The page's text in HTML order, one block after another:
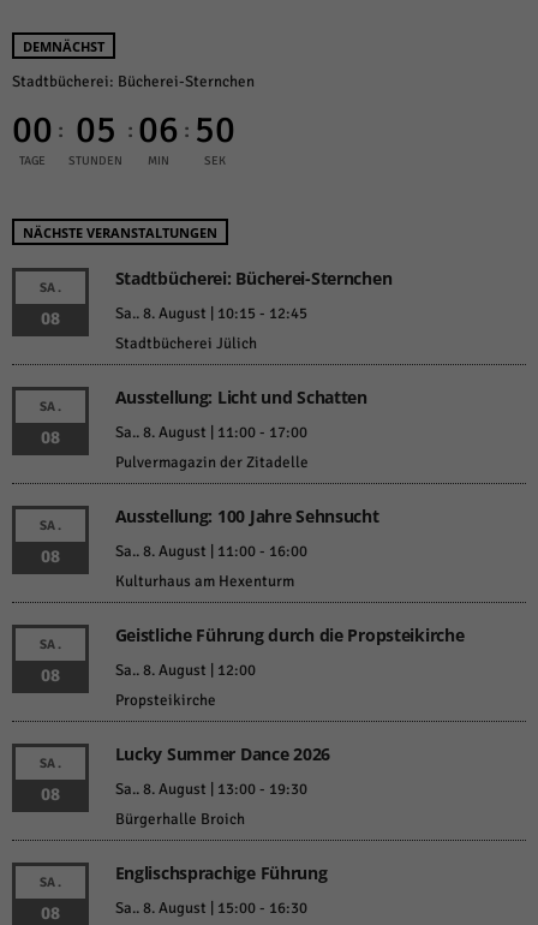
DEMNÄCHST
Stadtbücherei: Bücherei-Sternchen
00
TAGE
: 05
STUNDEN
: 06
MIN
: 50
SEK
NÄCHSTE VERANSTALTUNGEN
SA.
08
Stadtbücherei: Bücherei-Sternchen
Sa.. 8. August | 10:15 - 12:45
Stadtbücherei Jülich
SA.
08
Ausstellung: Licht und Schatten
Sa.. 8. August | 11:00- 17:00
Pulvermagazin der Zitadelle
SA.
08
Ausstellung: 100 Jahre Sehnsucht
Sa.. 8. August | 11:00- 16:00
Kulturhaus am Hexenturm
SA.
08
Geistliche Führung durch die Propsteikirche
Sa.. 8. August | 12:00
Propsteikirche
SA.
08
Lucky Summer Dance 2026
Sa.. 8. August | 13:00- 19:30
Bürgerhalle Broich
SA.
08
Englischsprachige Führung
Sa.. 8. August | 15:00- 16:30